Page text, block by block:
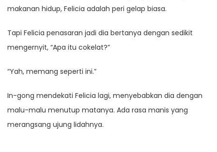
makanan hidup, Felicia adalah peri gelap biasa.
Tapi Felicia penasaran jadi dia bertanya dengan sedikit
mengernyit, “Apa itu cokelat?”
“Yah, memang seperti ini.”
In-gong mendekati Felicia lagi, menyebabkan dia dengan
malu-malu menutup matanya. Ada rasa manis yang
merangsang ujung lidahnya.